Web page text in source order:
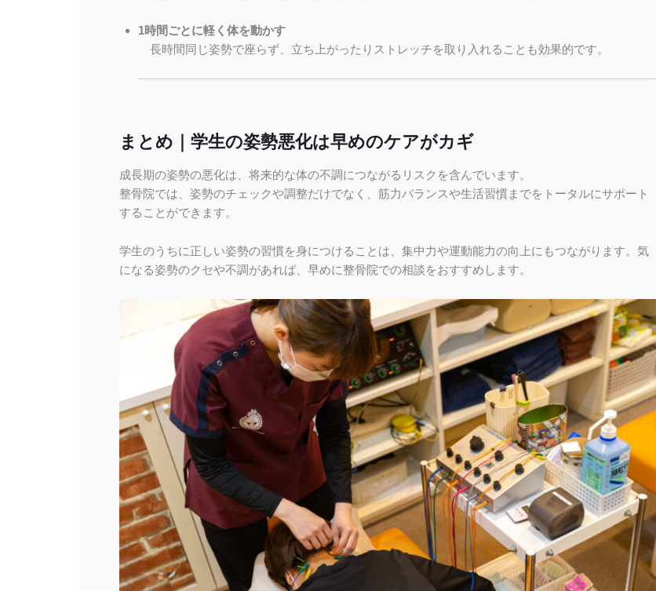
1時間ごとに軽く体を動かす
長時間同じ姿勢で座らず、立ち上がったりストレッチを取り入れることも効果的です。
まとめ｜学生の姿勢悪化は早めのケアがカギ
成長期の姿勢の悪化は、将来的な体の不調につながるリスクを含んでいます。
整骨院では、姿勢のチェックや調整だけでなく、筋力バランスや生活習慣までをトータルにサポート
することができます。
学生のうちに正しい姿勢の習慣を身につけることは、集中力や運動能力の向上にもつながります。気
になる姿勢のクセや不調があれば、早めに整骨院での相談をおすすめします。